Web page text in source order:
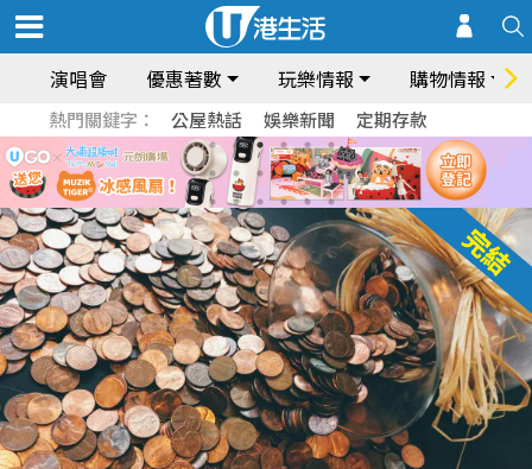
演唱會 優惠著數 玩樂情報 購物情報
熱門關鍵字： 公屋熱話 娛樂新聞 定期存款